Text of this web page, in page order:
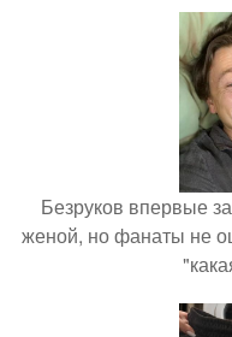
Безруков впервые
женой, но фанаты не